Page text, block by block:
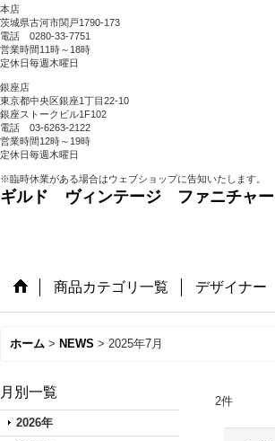
本店
茨城県古河市関戸1790-173
電話 0280-33-7751
営業時間11時～18時
定休日毎週木曜日
銀座店
東京都中央区銀座1丁目22-10
銀座ストークビル1F102
電話 03-6263-2122
営業時間12時～19時
定休日毎週木曜日
※臨時休業がある場合はウェブショップに告知いたします。
ギルド ヴィンテージ ファニチャー
商品カテゴリ一覧 デザイナー
ホーム > NEWS > 2025年7月
月別一覧
2026年
2件